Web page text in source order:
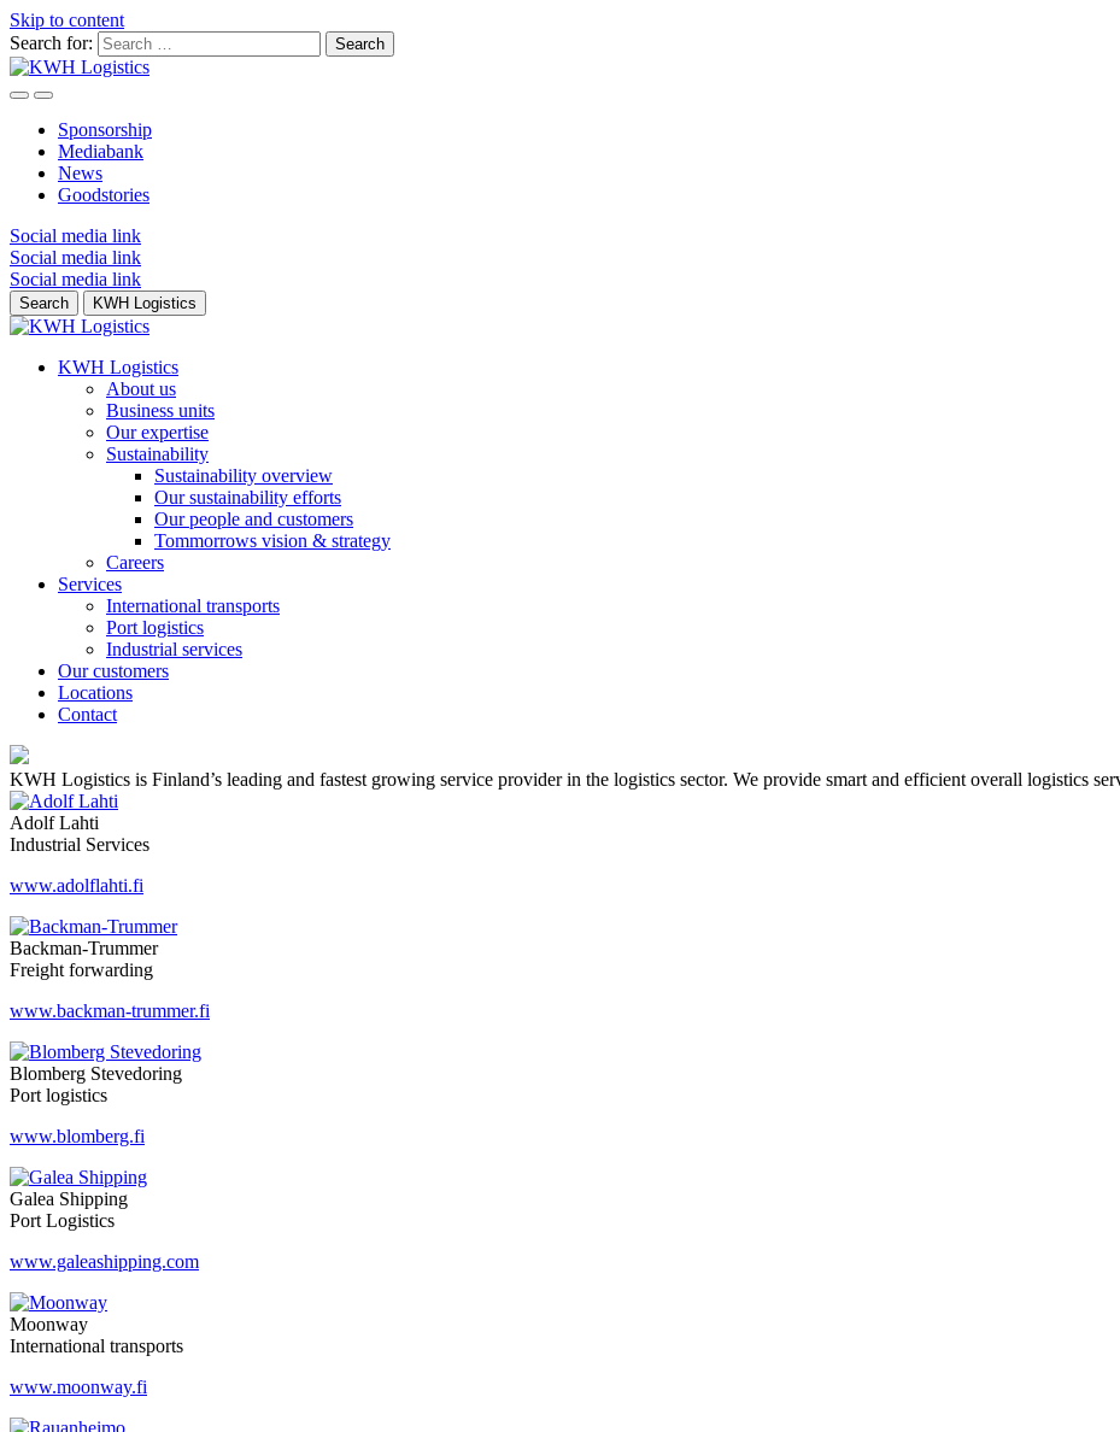
Skip to content
Search for:
Sponsorship
Mediabank
News
Goodstories
Social media link
Social media link
Social media link
Search KWH Logistics
KWH Logistics
About us
Business units
Our expertise
Sustainability
Sustainability overview
Our sustainability efforts
Our people and customers
Tommorrows vision & strategy
Careers
Services
International transports
Port logistics
Industrial services
Our customers
Locations
Contact
KWH Logistics is Finland’s leading and fastest growing service provider in the logistics sector. We provide smart and efficient overall logistics
Adolf Lahti
Industrial Services
www.adolflahti.fi
Backman-Trummer
Freight forwarding
www.backman-trummer.fi
Blomberg Stevedoring
Port logistics
www.blomberg.fi
Galea Shipping
Port Logistics
www.galeashipping.com
Moonway
International transports
www.moonway.fi